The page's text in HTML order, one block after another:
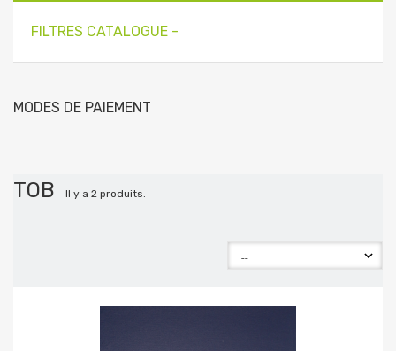
FILTRES CATALOGUE -
MODES DE PAIEMENT
TOB Il y a 2 produits.